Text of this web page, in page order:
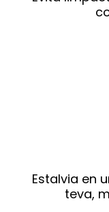
Estalvia en
teva,